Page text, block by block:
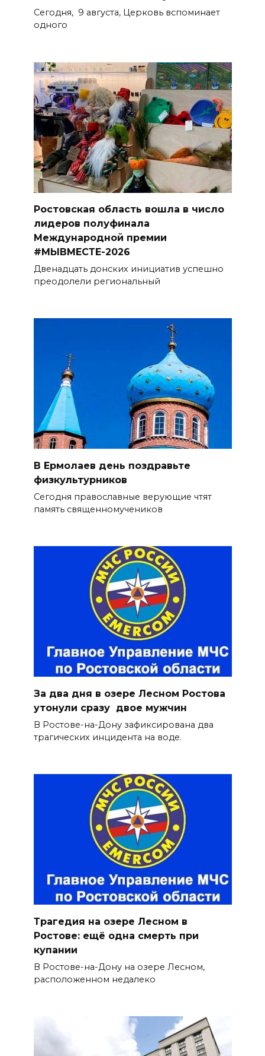
Сегодня, 9 августа, Церковь вспоминает
одного
Ростовская область вошла в число
лидеров полуфинала
Международной премии
#МЫВМЕСТЕ-2026
Двенадцать донских инициатив успешно
преодолели региональный
В Ермолаев день поздравьте
физкультурников
Сегодня православные верующие чтят
память священномучеников
За два дня в озере Лесном Ростова
утонули сразу двое мужчин
В Ростове-на-Дону зафиксирована два
трагических инцидента на воде.
Трагедия на озере Лесном в
Ростове: ещё одна смерть при
купании
В Ростове-на-Дону на озере Лесном,
расположенном недалеко